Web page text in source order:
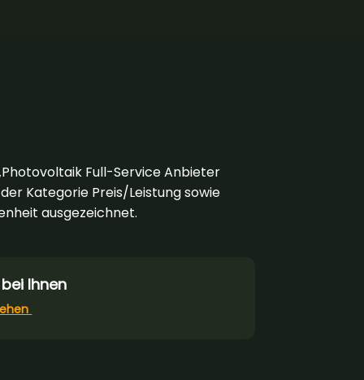
Full-Service Anbieter
Kategorie Preis/Leistung sowie
ausgezeichnet.
Ihnen